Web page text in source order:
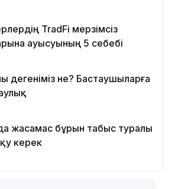
TradFi мерзімсіз
ауысуының 5 себебі
дегеніміз не? Бастаушыларға
жасамас бұрын табыс туралы
керек